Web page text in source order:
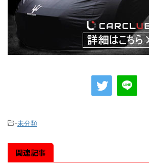
-未分類
関連記事